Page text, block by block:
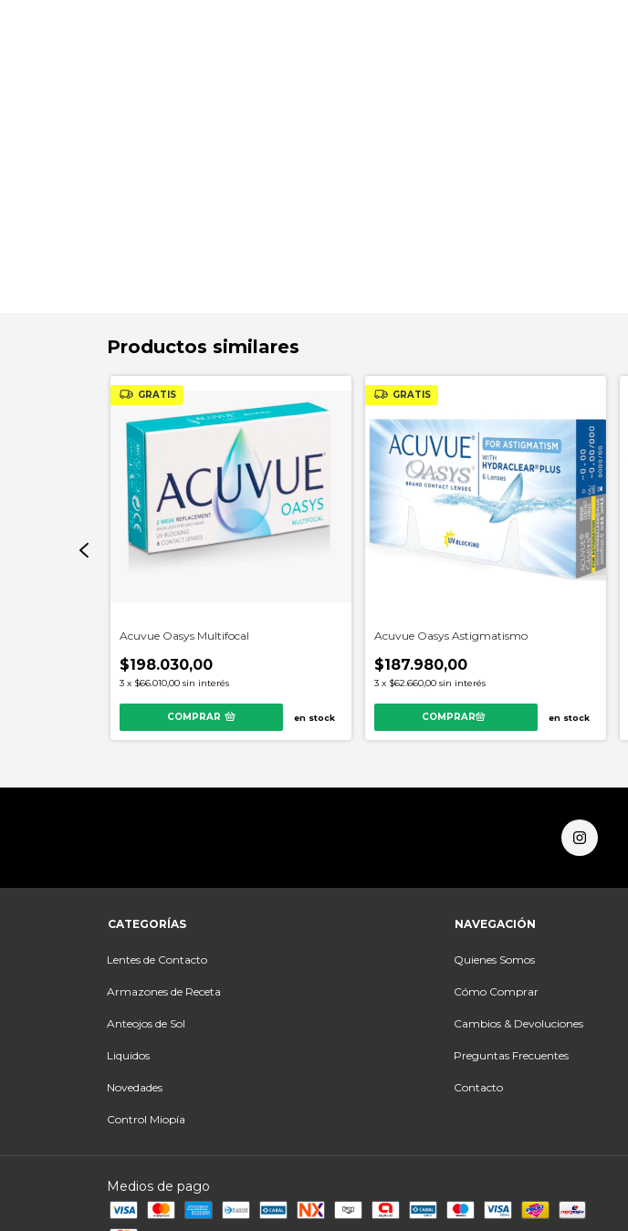
Productos similares
GRATIS
Acuvue Oasys Multifocal
$198.030,00
3 x $66.010,00 sin interés
COMPRAR en stock
GRATIS
Acuvue Oasys Astigmatismo
$187.980,00
3 x $62.660,00 sin interés
en stock
CATEGORÍAS
Lentes de Contacto
Armazones de Receta
Anteojos de Sol
Liquidos
Novedades
Control Miopía
NAVEGACIÓN
Quienes Somos
Cómo Comprar
Cambios & Devoluciones
Preguntas Frecuentes
Contacto
Medios de pago